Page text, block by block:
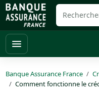
Banque Assurance France
Comment fonctionne le